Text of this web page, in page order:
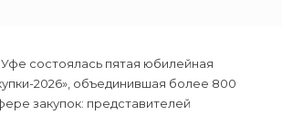
Уфе состоялась пятая юбилейная
2026», объединившая более 800
закупок: представителей